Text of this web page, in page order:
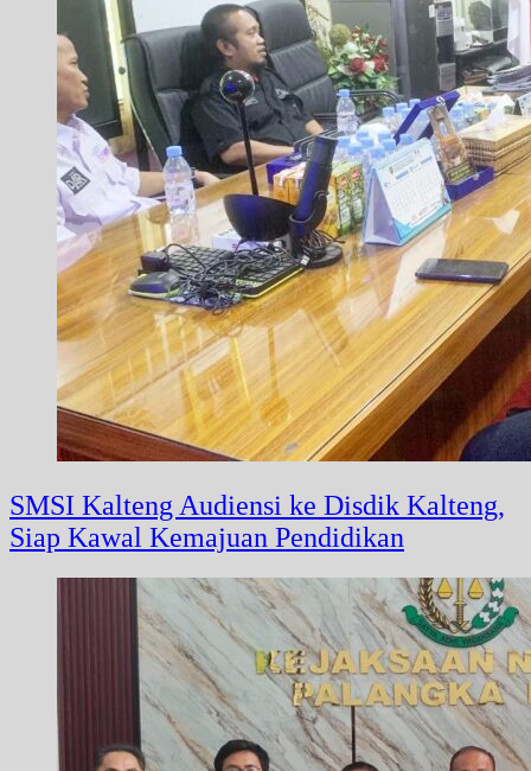
SMSI Kalteng Audiensi ke Disdik Kalteng,
Siap Kawal Kemajuan Pendidikan